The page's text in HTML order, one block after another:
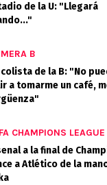
de la U: "Llegará
B
colista de la B: "No
a tomarme un café,
CHAMPIONS LEAGUE
a la final de
a Atlético de la